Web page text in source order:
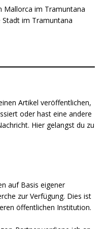
Mallorca im Tramuntana
im Tramuntana
Artikel veröffentlichen,
oder hast eine andere
Hier gelangst du zu
auf Basis eigener
zur Verfügung. Dies ist
öffentlichen Institution.